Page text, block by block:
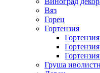
Вяз
Горец
Гортензия
Груша